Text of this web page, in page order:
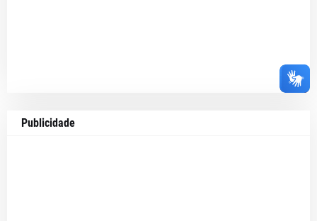
Publicidade